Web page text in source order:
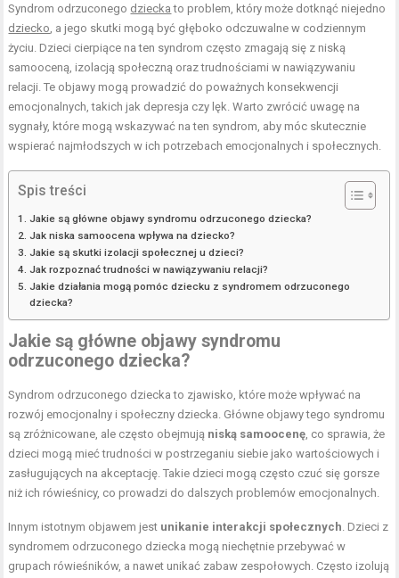
Syndrom odrzuconego dziecka to problem, który może dotknąć niejedno
dziecko, a jego skutki mogą być głęboko odczuwalne w codziennym
życiu. Dzieci cierpiące na ten syndrom często zmagają się z niską
samooceną, izolacją społeczną oraz trudnościami w nawiązywaniu
relacji. Te objawy mogą prowadzić do poważnych konsekwencji
emocjonalnych, takich jak depresja czy lęk. Warto zwrócić uwagę na
sygnały, które mogą wskazywać na ten syndrom, aby móc skutecznie
wspierać najmłodszych w ich potrzebach emocjonalnych i społecznych.
Spis treści
Jakie są główne objawy syndromu odrzuconego dziecka?
Jak niska samoocena wpływa na dziecko?
Jakie są skutki izolacji społecznej u dzieci?
Jak rozpoznać trudności w nawiązywaniu relacji?
Jakie działania mogą pomóc dziecku z syndromem odrzuconego
dziecka?
Jakie są główne objawy syndromu
odrzuconego dziecka?
Syndrom odrzuconego dziecka to zjawisko, które może wpływać na
rozwój emocjonalny i społeczny dziecka. Główne objawy tego syndromu
są zróżnicowane, ale często obejmują niską samoocenę, co sprawia, że
dzieci mogą mieć trudności w postrzeganiu siebie jako wartościowych i
zasługujących na akceptację. Takie dzieci mogą często czuć się gorsze
niż ich rówieśnicy, co prowadzi do dalszych problemów emocjonalnych.
Innym istotnym objawem jest unikanie interakcji społecznych. Dzieci z
syndromem odrzuconego dziecka mogą niechętnie przebywać w
grupach rówieśników, a nawet unikać zabaw zespołowych. Często izolują